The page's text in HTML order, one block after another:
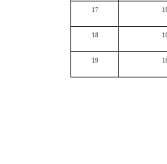
17
18
19